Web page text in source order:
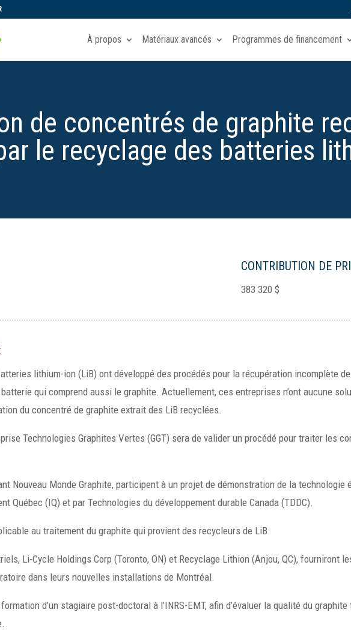
À propos Matériaux avancés Programmes de financement
de concentrés de graphite
le recyclage des batteries
CONTRIBUTION DE
383 320 $
lithium-ion (LiB) ont développé des procédés pour la récupération incomplète
qui comprend aussi le graphite. Actuellement, ces entreprises n’ont aucune
du concentré de graphite extrait des LiB recyclées.
Technologies Graphites Vertes (GGT) sera de valider un procédé pour traiter les
Nouveau Monde Graphite, participent à un projet de démonstration de la technologie
Québec (IQ) et par Technologies du développement durable Canada (TDDC).
au traitement du graphite qui provient des recycleurs de LiB.
Li-Cycle Holdings Corp (Toronto, ON) et Recyclage Lithion (Anjou, QC), fourniront
dans leurs nouvelles installations de Montréal.
d’un stagiaire post-doctoral à l’INRS-EMT, afin d’évaluer la qualité du